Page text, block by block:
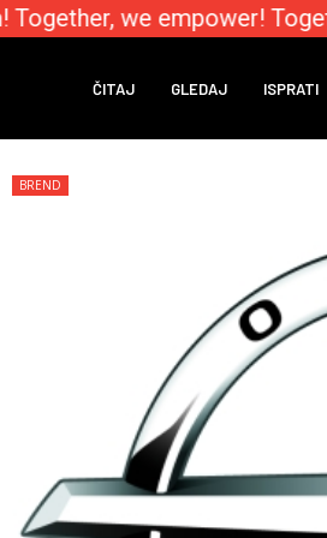
we empower!
ČITAJ GLEDAJ ISPRATI
BREND